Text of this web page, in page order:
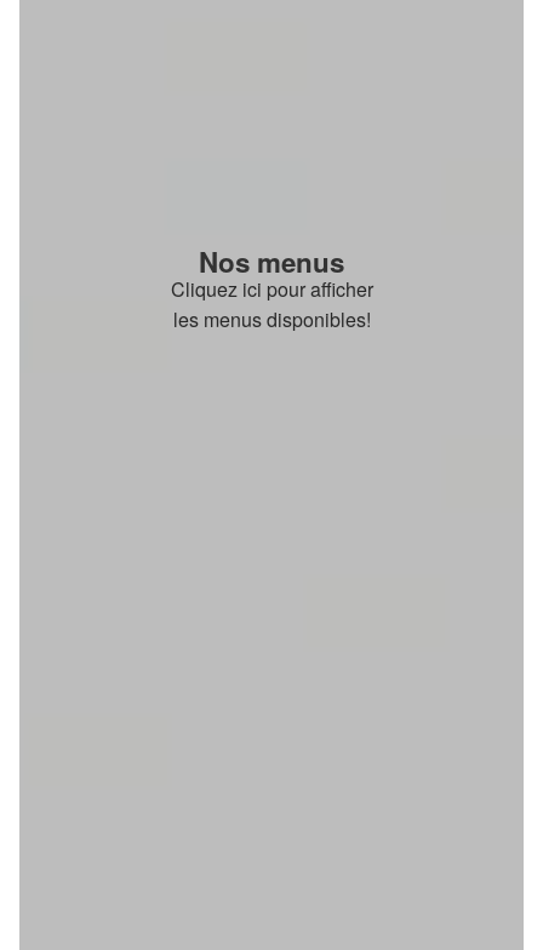
Nos menus
Cliquez ici pour afficher
les menus disponibles!